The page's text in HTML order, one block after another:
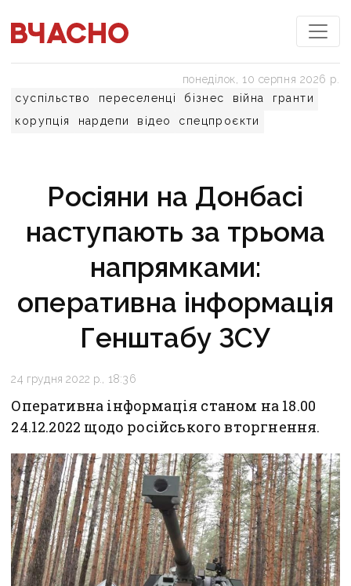
суспільство переселенці бізнес війна
гранти
корупція
нардепи відео спецпроєкти
понеділок, 10 серпня 2026 р.
Росіяни на Донбасі
наступають за трьома
напрямками:
оперативна інформація
Генштабу ЗСУ
24 грудня 2022 р., 18:36
Оперативна інформація станом на 18.00
24.12.2022 щодо російського вторгнення.